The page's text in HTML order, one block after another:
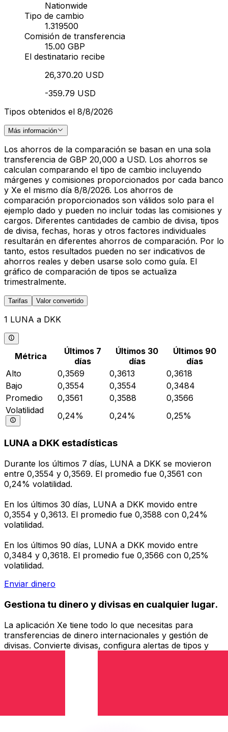
Nationwide
Tipo de cambio
1.319500
Comisión de transferencia
15.00 GBP
El destinatario recibe
26,370.20 USD
-359.79 USD
Tipos obtenidos el 8/8/2026
Más información
Los ahorros de la comparación se basan en una sola
transferencia de GBP 20,000 a USD. Los ahorros se
calculan comparando el tipo de cambio incluyendo
márgenes y comisiones proporcionados por cada banco
y Xe el mismo día 8/8/2026. Los ahorros de
comparación proporcionados son válidos solo para el
ejemplo dado y pueden no incluir todas las comisiones y
cargos. Diferentes cantidades de cambio de divisa, tipos
de divisa, fechas, horas y otros factores individuales
resultarán en diferentes ahorros de comparación. Por lo
tanto, estos resultados pueden no ser indicativos de
ahorros reales y deben usarse solo como guía. El
gráfico de comparación de tipos se actualiza
trimestralmente.
Tarifas Valor convertido
1 LUNA a DKK
Métrica
Últimos 7
días
Últimos 30
días
Últimos 90
días
Alto
0,3569 0,3613
0,3618
Bajo
0,3554 0,3554
0,3484
Promedio
0,3561 0,3588
0,3566
Volatilidad
0,24% 0,24% 0,25%
LUNA a DKK estadísticas
Durante los últimos 7 días, LUNA a DKK se movieron
entre 0,3554 y 0,3569. El promedio fue 0,3561 con
0,24% volatilidad.
En los últimos 30 días, LUNA a DKK movido entre
0,3554 y 0,3613. El promedio fue 0,3588 con 0,24%
volatilidad.
En los últimos 90 días, LUNA a DKK movido entre
0,3484 y 0,3618. El promedio fue 0,3566 con 0,25%
volatilidad.
Enviar dinero
Gestiona tu dinero y divisas en cualquier lugar.
La aplicación Xe tiene todo lo que necesitas para
transferencias de dinero internacionales y gestión de
divisas. Convierte divisas, configura alertas de tipos y